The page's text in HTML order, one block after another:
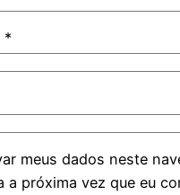
*
meus dados neste
a próxima vez que eu